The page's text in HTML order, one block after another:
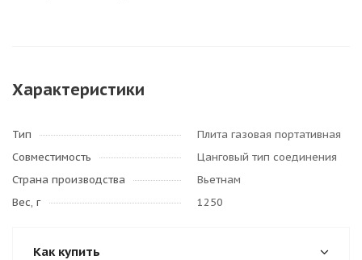
Характеристики
Тип
Плита газовая портативная
Совместимость
Цанговый тип соединения
Страна производства
Вьетнам
Вес, г
1250
Как купить